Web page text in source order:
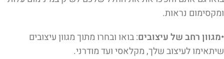
ומקסימום נראות.
•מגוון רחב של עיצובים: בואו ובחרו מתוך מגוון עיצובים
שיתאימו לעיצוב שלך, מקלאסי ועד מודרני.